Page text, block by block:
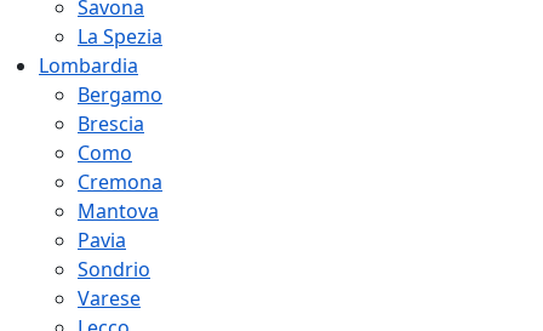
Savona
La Spezia
Lombardia
Bergamo
Brescia
Como
Cremona
Mantova
Pavia
Sondrio
Varese